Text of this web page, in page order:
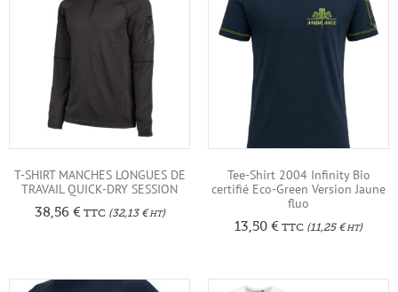
T-SHIRT MANCHES LONGUES DE
TRAVAIL QUICK-DRY SESSION
38,56 €TTC(32,13 €HT)
Tee-Shirt 2004 Infinity Bio
certifié Eco-Green Version Jaune
fluo
13,50 € TTC (11,25 €HT)